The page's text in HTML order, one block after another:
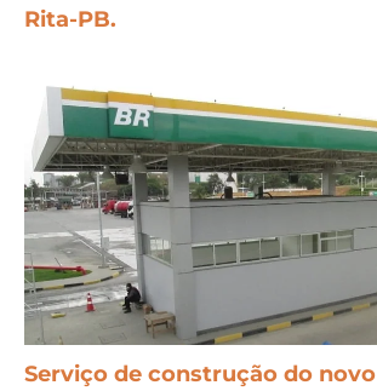
Rita-PB.
Serviço de construção do novo